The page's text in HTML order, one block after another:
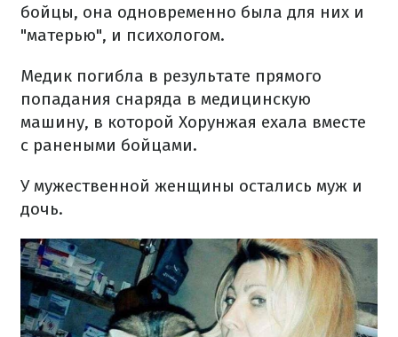
бойцы, она одновременно была для них и
"матерью", и психологом.
Медик погибла в результате прямого
попадания снаряда в медицинскую
машину, в которой Хорунжая ехала вместе
с ранеными бойцами.
У мужественной женщины остались муж и
дочь.